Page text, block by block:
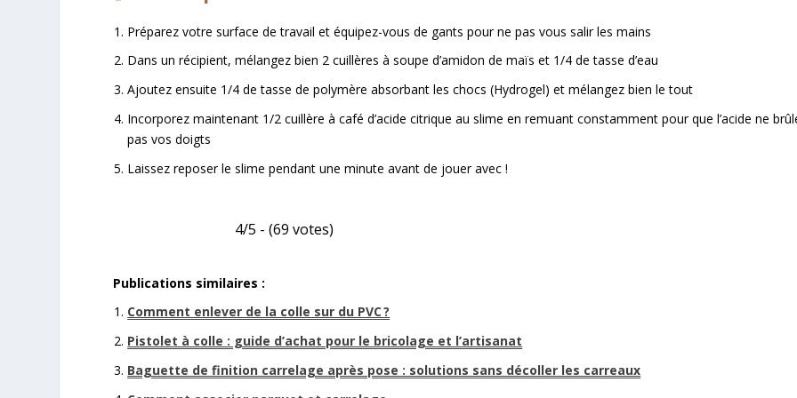
Préparez votre surface de travail et équipez-vous de gants pour ne pas vous salir les mains
Dans un récipient, mélangez bien 2 cuillères à soupe d’amidon de maïs et 1/4 de tasse d’eau
Ajoutez ensuite 1/4 de tasse de polymère absorbant les chocs (Hydrogel) et mélangez bien le tout
Incorporez maintenant 1/2 cuillère à café d’acide citrique au slime en remuant constamment pour que l’acide ne
pas vos doigts
Laissez reposer le slime pendant une minute avant de jouer avec !
4/5 - (69 votes)
Publications similaires :
Comment enlever de la colle sur du PVC ?
Pistolet à colle : guide d’achat pour le bricolage et l’artisanat
Baguette de finition carrelage après pose : solutions sans décoller les carreaux